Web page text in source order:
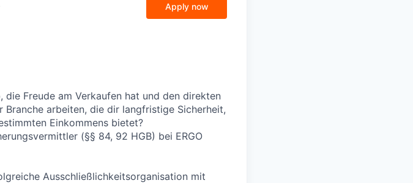
Apply now
Freude am Verkaufen hat und den direkten
arbeiten, die dir langfristige Sicherheit,
Einkommens bietet?
(§§ 84, 92 HGB) bei ERGO
Ausschließlichkeitsorganisation mit